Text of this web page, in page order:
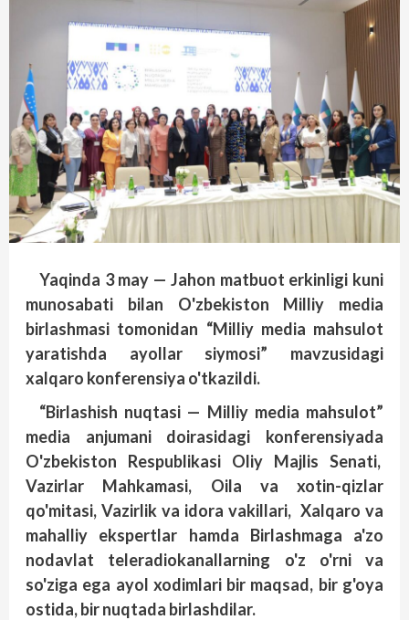
Yaqinda 3 may — Jahon matbuot erkinligi kuni
munosabati bilan O'zbekiston Milliy media
birlashmasi tomonidan “Milliy media mahsulot
yaratishda ayollar siymosi” mavzusidagi
xalqaro konferensiya o'tkazildi.
“Birlashish nuqtasi — Milliy media mahsulot”
media anjumani doirasidagi konferensiyada
O'zbekiston Respublikasi Oliy Majlis Senati,
Vazirlar Mahkamasi, Oila va xotin-qizlar
qo'mitasi, Vazirlik va idora vakillari, Xalqaro va
mahalliy ekspertlar hamda Birlashmaga a'zo
nodavlat teleradiokanallarning o'z o'rni va
so'ziga ega ayol xodimlari bir maqsad, bir g'oya
ostida, bir nuqtada birlashdilar.